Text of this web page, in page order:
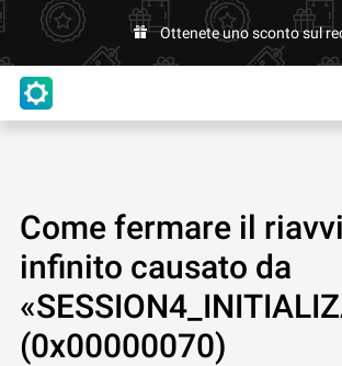
Ottenete uno sconto sul
Come fermare il
infinito causato da
(0x00000070)